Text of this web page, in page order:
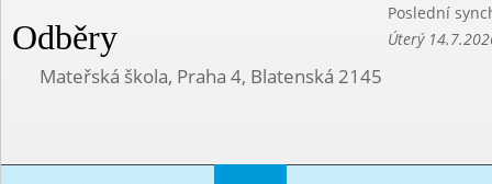
Odběry
Poslední
Úterý
Mateřská škola, Praha 4, Blatenská 2145